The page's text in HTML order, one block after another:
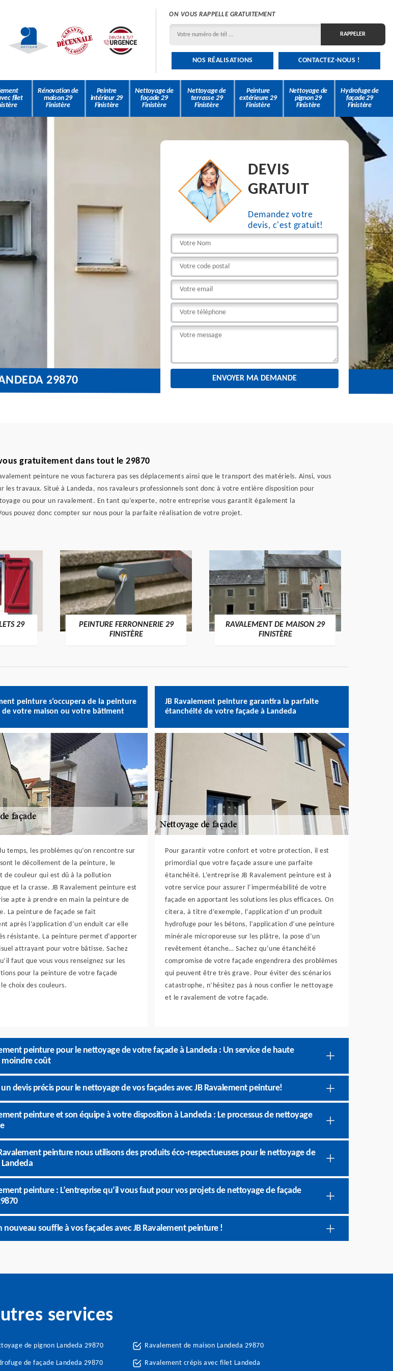
ON VOUS RAPPELLE GRATUITEMENT
NOS RÉALISATIONS CONTACTEZ-NOUS !
filet
Rénovation de
maison 29
Finistère
Peintre
intérieur 29
Finistère
Nettoyage de
façade 29
Finistère
Nettoyage de
terrasse 29
Finistère
Peinture
extérieure 29
Finistère
Nettoyage de
pignon 29
Finistère
Hydrofuge de
façade 29
Finistère
DEVIS
GRATUIT
Demandez votre
devis, c'est gratuit!
29870
gratuitement dans tout le 29870
peinture ne vous facturera pas ses déplacements ainsi que le transport des matériels. Ainsi, vous
travaux. Situé à Landeda, nos ravaleurs professionnels sont donc à votre entière disposition pour
ou pour un ravalement. En tant qu’experte, notre entreprise vous garantit également la
pouvez donc compter sur nous pour la parfaite réalisation de votre projet.
29
PEINTURE FERRONNERIE 29
FINISTÈRE
RAVALEMENT DE MAISON 29
FINISTÈRE
peinture s’occupera de la peinture
de votre maison ou votre bâtiment
temps, les problèmes qu’on rencontre sur
le décollement de la peinture, le
de couleur qui est dû à la pollution
et la crasse. JB Ravalement peinture est
apte à prendre en main la peinture de
La peinture de façade se fait
après l’application d’un enduit car elle
résistante. La peinture permet d’apporter
attrayant pour votre bâtisse. Sachez
faut que vous vous renseignez sur les
pour la peinture de votre façade
choix des couleurs.
JB Ravalement peinture garantira la parfaite
étanchéité de votre façade à Landeda
Pour garantir votre confort et votre protection, il est
primordial que votre façade assure une parfaite
étanchéité. L’entreprise JB Ravalement peinture est à
votre service pour assurer l’imperméabilité de votre
façade en apportant les solutions les plus efficaces. On
citera, à titre d’exemple, l’application d’un produit
hydrofuge pour les bétons, l’application d’une peinture
minérale microporeuse sur les plâtre, la pose d’un
revêtement étanche… Sachez qu’une étanchéité
compromise de votre façade engendrera des problèmes
qui peuvent être très grave. Pour éviter des scénarios
catastrophe, n’hésitez pas à nous confier le nettoyage
et le ravalement de votre façade.
peinture pour le nettoyage de votre façade à Landeda : Un service de haute
moindre coût
devis précis pour le nettoyage de vos façades avec JB Ravalement peinture!
peinture et son équipe à votre disposition à Landeda : Le processus de nettoyage
peinture nous utilisons des produits éco-respectueuses pour le nettoyage de
peinture : L’entreprise qu’il vous faut pour vos projets de nettoyage de façade
nouveau souffle à vos façades avec JB Ravalement peinture !
services
de pignon Landeda 29870
de façade Landeda 29870
Ravalement de maison Landeda 29870
Ravalement crépis avec filet Landeda